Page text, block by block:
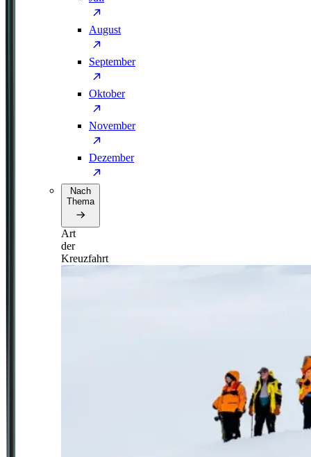
August
September
Oktober
November
Dezember
Nach
Thema
Art
der
Kreuzfahrt